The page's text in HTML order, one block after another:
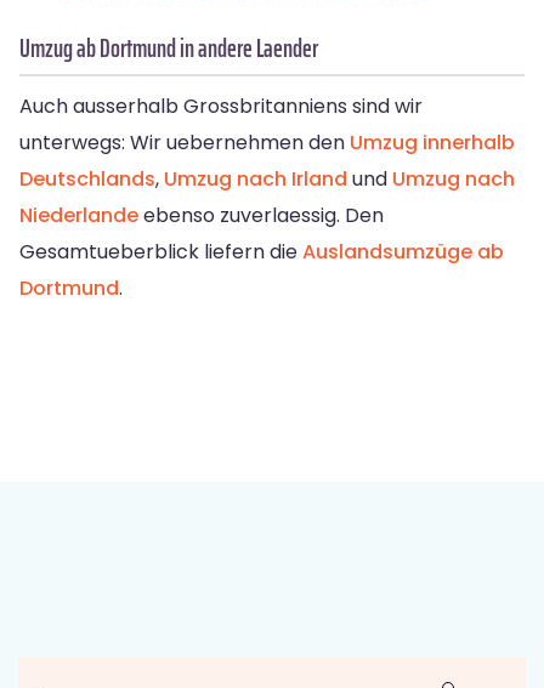
Umzug ab Dortmund in andere Laender
Auch ausserhalb Grossbritanniens sind wir
unterwegs: Wir uebernehmen den Umzug innerhalb
Deutschlands, Umzug nach Irland und Umzug nach
Niederlandeebenso zuverlaessig. Den
Gesamtueberblick liefern dieAuslandsumzüge ab
Dortmund.